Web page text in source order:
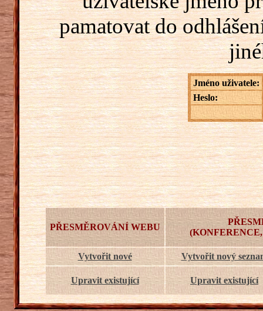
pamatovat do
Jméno uživatele:
Heslo:
PŘESMĚROVÁNÍ WEBU
Vytvořit nové Vytvořit nový
Upravit existující Upravit existující